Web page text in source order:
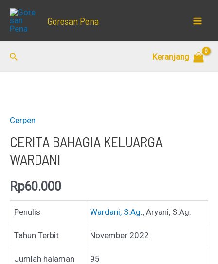
Lewati
Goresan Pena
Cari Keranjang
Cerpen
CERITA BAHAGIA KELUARGA
WARDANI
Rp60.000
Penulis Wardani, S.Ag., Aryani, S.Ag.
Tahun Terbit November 2022
Jumlah halaman 95